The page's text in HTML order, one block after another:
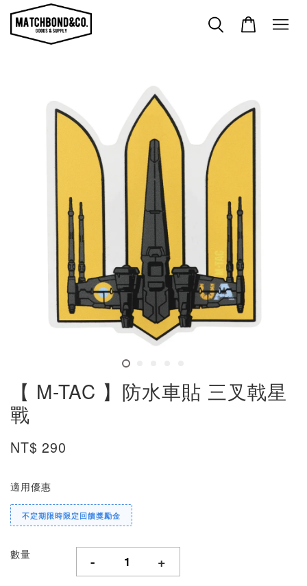
【 M-TAC 】防水車貼 三叉戟星
戰
NT$ 290
適用優惠
不定期限時限定回饋獎勵金
數量 - +